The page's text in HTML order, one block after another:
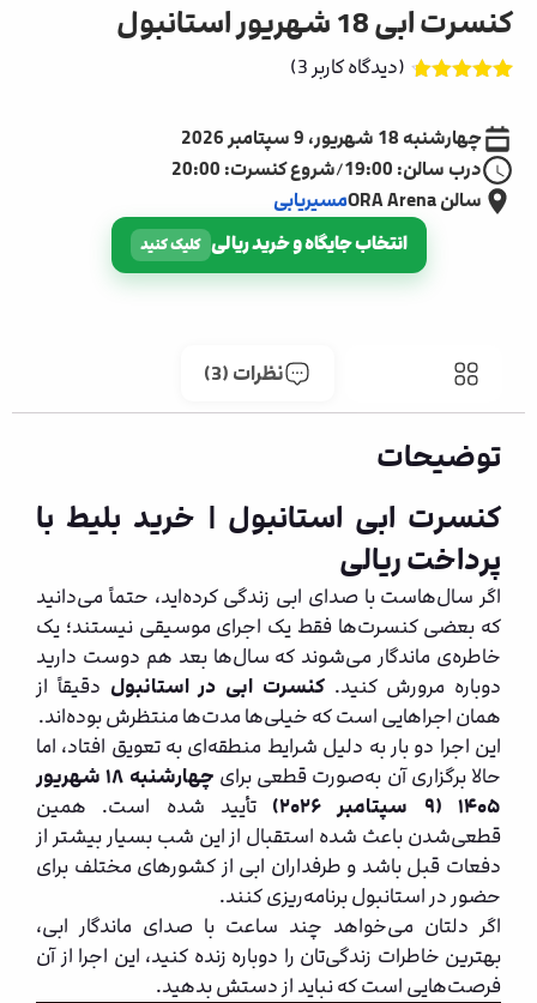
کنسرت ابی 18 شهریور استانبول
مشتری
(دیدگاه کاربر 3
)
چهارشنبه 18 شهریور، 9 سپتامبر 2026
درب سالن: 19:00
/شروع کنسرت: 20:00
سالن ORA Arena
مسیریابی
انتخاب جایگاه و خرید ریالی کلیک کنید
نظرات (3)
توضیحات
کنسرت ابی استانبول | خرید بلیط با
پرداخت ریالی
اگر سال‌هاست با صدای ابی زندگی کرده‌اید، حتماً می‌دانید
که بعضی کنسرت‌ها فقط یک اجرای موسیقی نیستند؛ یک
خاطره‌ی ماندگار می‌شوند که سال‌ها بعد هم دوست دارید
دوباره مرورش کنید.کنسرت ابی در استانبول دقیقاً از
همان اجراهایی است که خیلی‌ها مدت‌ها منتظرش بوده‌اند.
این اجرا دو بار به دلیل شرایط منطقه‌ای به تعویق افتاد، اما
حالا برگزاری آن به‌صورت قطعی برای
چهارشنبه ۱۸ شهریور
۱۴۰۵ (۹ سپتامبر ۲۰۲۶)
تأیید شده است. همین
قطعی‌شدن باعث شده استقبال از این شب بسیار بیشتر از
دفعات قبل باشد و طرفداران ابی از کشورهای مختلف برای
حضور در استانبول برنامه‌ریزی کنند.
اگر دلتان می‌خواهد چند ساعت با صدای ماندگار ابی،
بهترین خاطرات زندگی‌تان را دوباره زنده کنید، این اجرا از آن
فرصت‌هایی است که نباید از دستش بدهید.